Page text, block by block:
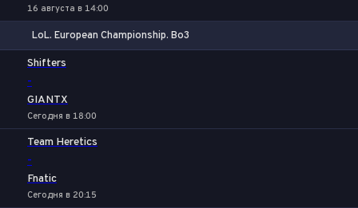
16 августа в 14:00
LoL. European Championship. Bo3
Shifters
-
GIANTX
Сегодня в 18:00
Team Heretics
-
Fnatic
Сегодня в 20:15